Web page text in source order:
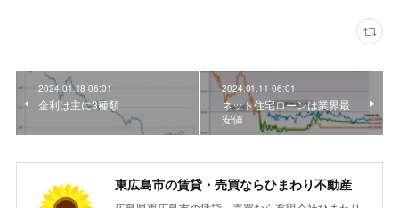
2024.01.18 06:01
金利は主に3種類
2024.01.11 06:01
ネット住宅ローンは業界最
安値
東広島市の賃貸・売買ならひまわり不動産